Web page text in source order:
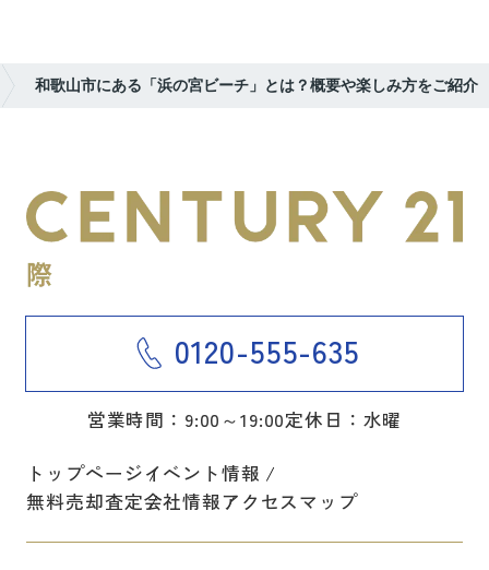
和歌山市にある「浜の宮ビーチ」とは？概要や楽しみ方をご紹介
0120-555-635
営業時間：9:00～19:00定休日：水曜
トップページイベント情報
無料売却査定会社情報アクセスマップ